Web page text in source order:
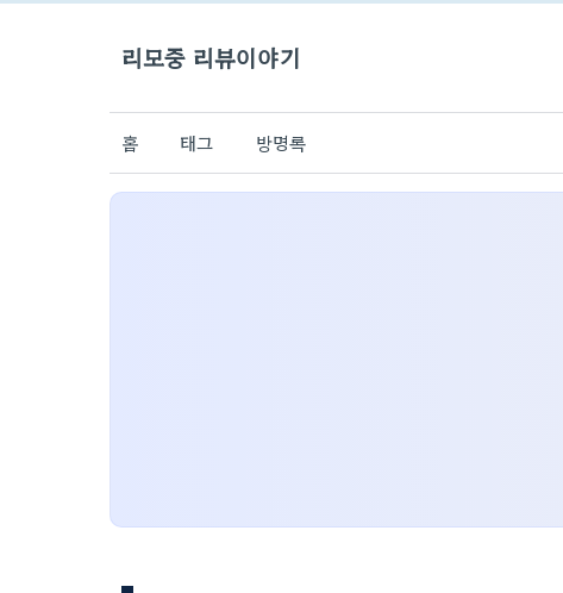
리모중 리뷰이야기
홈 태그 방명록